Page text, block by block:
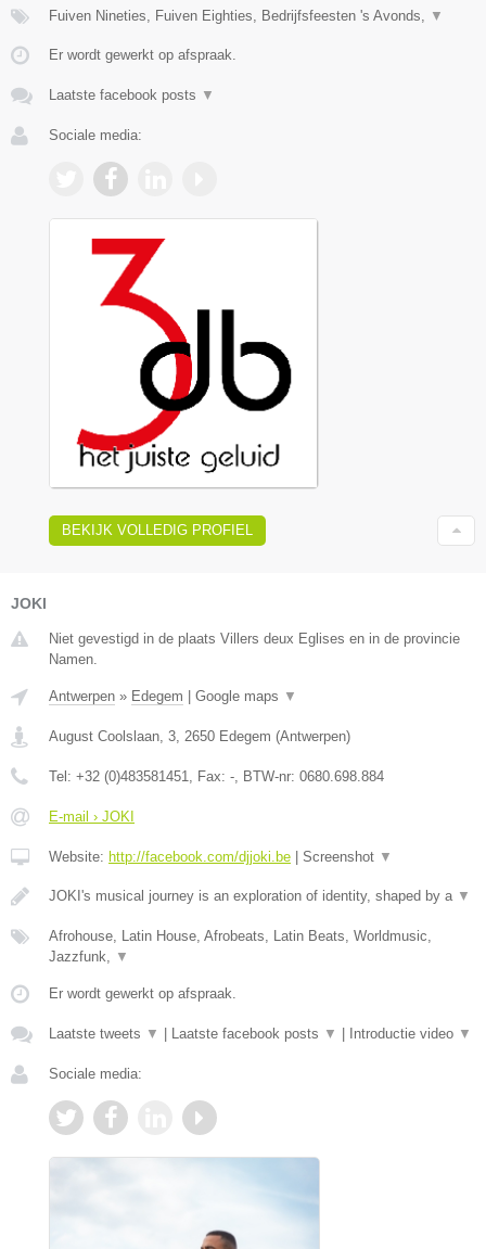
Fuiven Nineties, Fuiven Eighties, Bedrijfsfeesten 's Avonds, ▼
Er wordt gewerkt op afspraak.
Laatste facebook posts ▼
Sociale media:
BEKIJK VOLLEDIG PROFIEL
JOKI
Niet gevestigd in de plaats Villers deux Eglises en in de provincie
Namen.
Antwerpen » Edegem Google maps ▼
August Coolslaan, 3 2650 Edegem (Antwerpen)
Tel: +32 (0)483581451 , Fax: - , BTW-nr: 0680.698.884
E-mail › JOKI
Website: http://facebook.com/djjoki.be Screenshot ▼
JOKI's musical journey is an exploration of identity, shaped by a ▼
Afrohouse, Latin House, Afrobeats, Latin Beats, Worldmusic,
Jazzfunk,
▼
Er wordt gewerkt op afspraak.
Laatste tweets ▼ Laatste facebook posts ▼ Introductie video ▼
Sociale media: